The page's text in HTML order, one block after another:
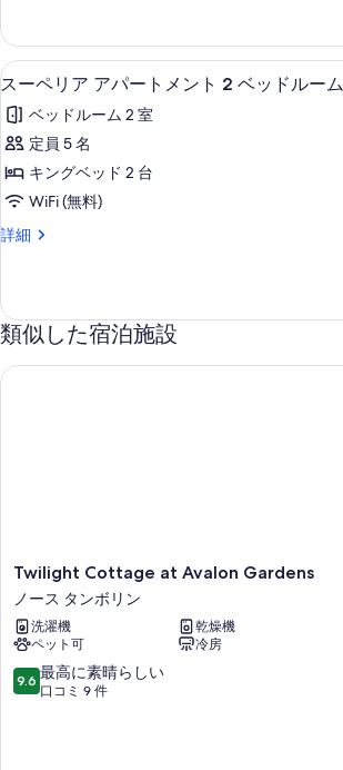
真
を
表
示
す
る
の
詳
細
ス
ー
ペ
リ
ア
パ
ト
メ
ン
ー
の
す
べ
5
スーペリア アパートメント 2 ベッドルーム
ベッドルーム 2 室
定員 5 名
キングベッド 2 台
WiFi (無料)
詳細
ス
ア
ア
ー
類似した宿泊施設
Twilight
Cottage
at
Avalon
Gardens
ノ
ー
Twilight Cottage at Avalon Gardens
ノース タンボリン
洗濯機
乾燥機
ペット可
冷房
10
段
9.6 最高に素晴らしい
口コミ 9 件
Twilight Cottage at Avalon Gardens